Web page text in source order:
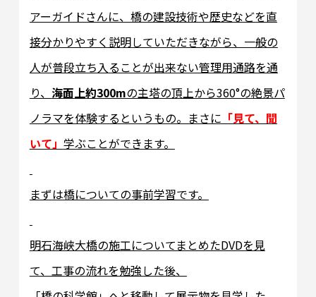
アーガイドさんに、橋の建設技術や歴史などを直
接分かりやすく説明していただきながら、一般の
人が普段立ち入ることが出来ない管理用通路を通
り、 海面上約300mの主塔の頂上から360°の絶景パ
ノラマを体験するというもの。まさに 「見て、聞
いて」 学ぶことができます。
まずは橋についての事前学習です。
明石海峡大橋の施工についてまとめたDVDを見
て、工事の流れを勉強した後、